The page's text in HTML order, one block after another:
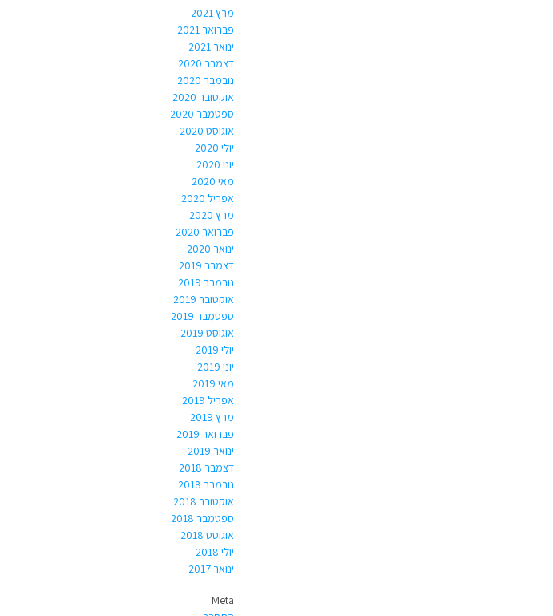
מרץ 2021
פברואר 2021
ינואר 2021
דצמבר 2020
נובמבר 2020
אוקטובר 2020
ספטמבר 2020
אוגוסט 2020
יולי 2020
יוני 2020
מאי 2020
אפריל 2020
מרץ 2020
פברואר 2020
ינואר 2020
דצמבר 2019
נובמבר 2019
אוקטובר 2019
ספטמבר 2019
אוגוסט 2019
יולי 2019
יוני 2019
מאי 2019
אפריל 2019
מרץ 2019
פברואר 2019
ינואר 2019
דצמבר 2018
נובמבר 2018
אוקטובר 2018
ספטמבר 2018
אוגוסט 2018
יולי 2018
ינואר 2017
Meta